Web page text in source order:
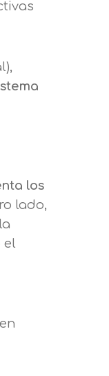
los
lado,
el